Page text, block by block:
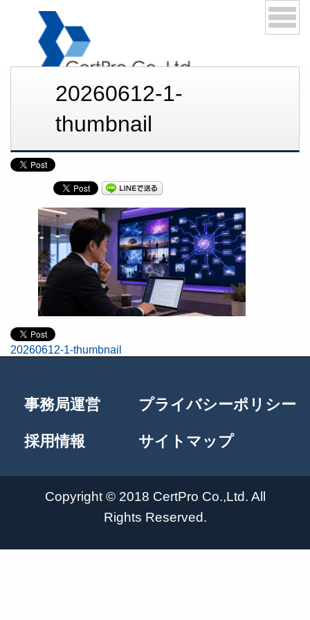
03-6276-1168
メールでお問い合わせ
20260612-1-
thumbnail
投
稿
ナ
ビ
20260612-1-thumbnail
事務局運営
採用情報
プライバシーポリシー
サイトマップ
Copyright © 2018 CertPro Co.,Ltd. All
Rights Reserved.